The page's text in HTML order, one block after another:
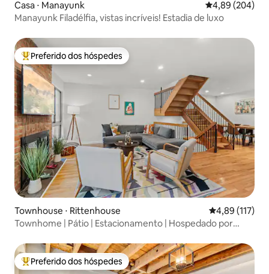
Casa ⋅ Manayunk 4,89 de uma
4,89 (204)
Manayunk Filadélfia, vistas incríveis! Estadia de luxo
Entre os melhores preferidos dos hóspedes
Preferido dos hóspedes
Townhouse ⋅ Rittenhouse 4,89 de uma
4,89 (117)
Townhome | Pátio | Estacionamento | Hospedado por
Entre os melhores preferidos dos hóspedes
Preferido dos hóspedes